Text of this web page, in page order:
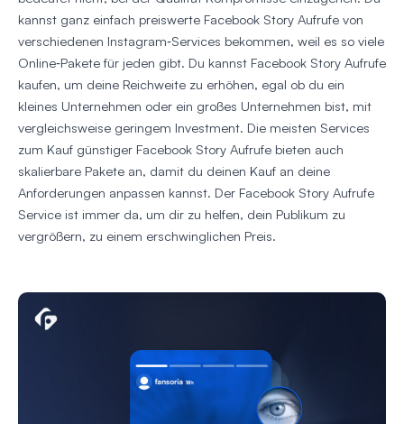
kannst ganz einfach preiswerte Facebook Story Aufrufe von
verschiedenen Instagram‑Services bekommen, weil es so viele
Online‑Pakete für jeden gibt. Du kannst Facebook Story Aufrufe
kaufen, um deine Reichweite zu erhöhen, egal ob du ein
kleines Unternehmen oder ein großes Unternehmen bist, mit
vergleichsweise geringem Investment. Die meisten Services
zum Kauf günstiger Facebook Story Aufrufe bieten auch
skalierbare Pakete an, damit du deinen Kauf an deine
Anforderungen anpassen kannst. Der Facebook Story Aufrufe
Service ist immer da, um dir zu helfen, dein Publikum zu
vergrößern, zu einem erschwinglichen Preis.